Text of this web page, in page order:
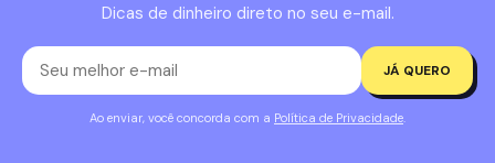
Dicas de dinheiro direto no seu e-mail.
JÁ QUERO
Ao enviar, você concorda com a Política de Privacidade